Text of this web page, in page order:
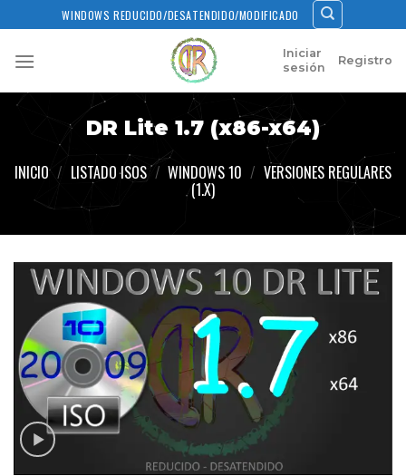
to
content
WINDOWS REDUCIDO/DESATENDIDO/MODIFICADO
Iniciar
sesión
Registro
DR Lite 1.7 (x86-x64)
INICIO / LISTADO ISOS / WINDOWS 10 / VERSIONES REGULARES
(1.X)